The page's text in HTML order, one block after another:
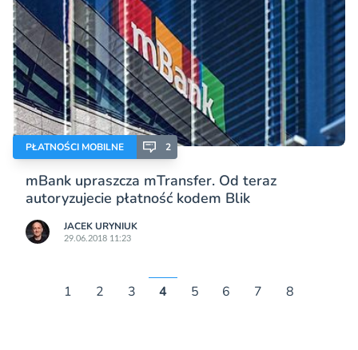
PŁATNOŚCI MOBILNE 2
mBank upraszcza mTransfer. Od teraz
autoryzujecie płatność kodem Blik
JACEK URYNIUK
29.06.2018 11:23
1 2 3 4 5 6 7 8